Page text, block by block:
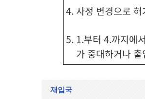
4. 사정 변경으로
5. 1.부터 4.까지에
가 중대하거나
재입국